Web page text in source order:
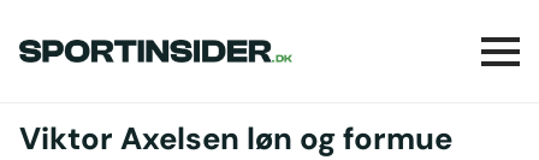
Viktor Axelsen løn og formue